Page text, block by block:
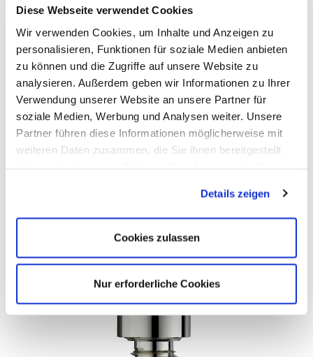
Diese Webseite verwendet Cookies
Wir verwenden Cookies, um Inhalte und Anzeigen zu
personalisieren, Funktionen für soziale Medien anbieten
zu können und die Zugriffe auf unsere Website zu
analysieren. Außerdem geben wir Informationen zu Ihrer
Verwendung unserer Website an unsere Partner für
soziale Medien, Werbung und Analysen weiter. Unsere
Partner führen diese Informationen möglicherweise mit
weiteren Daten zusammen, die Sie ihnen bereitgestellt
Cookies, wenn Sie unsere Webseite weiterhin nutzen.
Details zeigen
Cookies zulassen
Nur erforderliche Cookies
DIREKT ANFRAGEN